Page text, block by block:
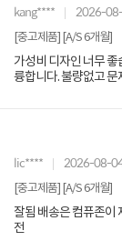
kang**** 2026-
[중고제품] [A/S 6개월]
가성비 디자인 너무 좋습니다. 신속배송, 상품상태 안심포장
륭합니다. 불량없고 문
lic**** 2026-08-
[중고제품] [A/S 6개월]
잘됨 배송은 컴퓨존이
전